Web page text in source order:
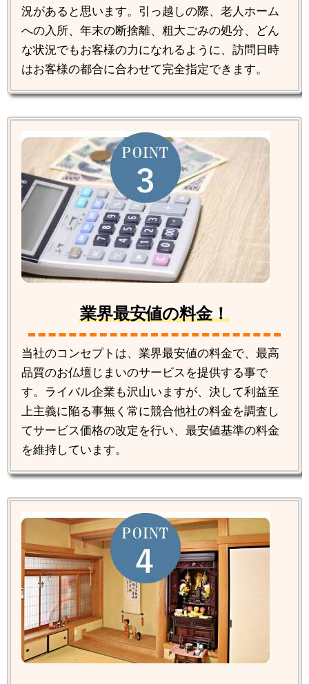
況があると思います。引っ越しの際、老人ホーム
への入所、年末の断捨離、粗大ごみの処分、どん
な状況でもお客様の力になれるように、訪問日時
はお客様の都合に合わせて完全指定できます。
業界最安値の料金！
当社のコンセプトは、業界最安値の料金で、最高
品質のお仏壇じまいのサービスを提供する事で
す。ライバル企業も沢山いますが、決して利益至
上主義に陥る事無く常に競合他社の料金を調査し
てサービス価格の改定を行い、最安値基準の料金
を維持しています。